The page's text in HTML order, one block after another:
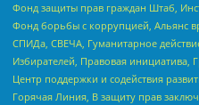
Фонд защиты прав граждан Штаб,
Фонд борьбы с коррупцией,
СПИДа, СВЕЧА, Гуманитарное
Избирателей, Правовая инициатива,
Центр поддержки и содействия
Горячая Линия, В защиту прав